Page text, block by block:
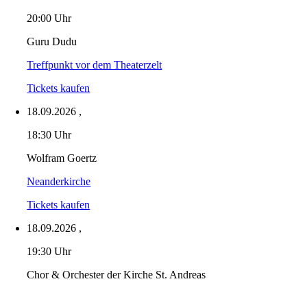
20:00 Uhr
Guru Dudu
Treffpunkt vor dem Theaterzelt
Tickets kaufen
18.09.2026 ,
18:30 Uhr
Wolfram Goertz
Neanderkirche
Tickets kaufen
18.09.2026 ,
19:30 Uhr
Chor & Orchester der Kirche St. Andreas